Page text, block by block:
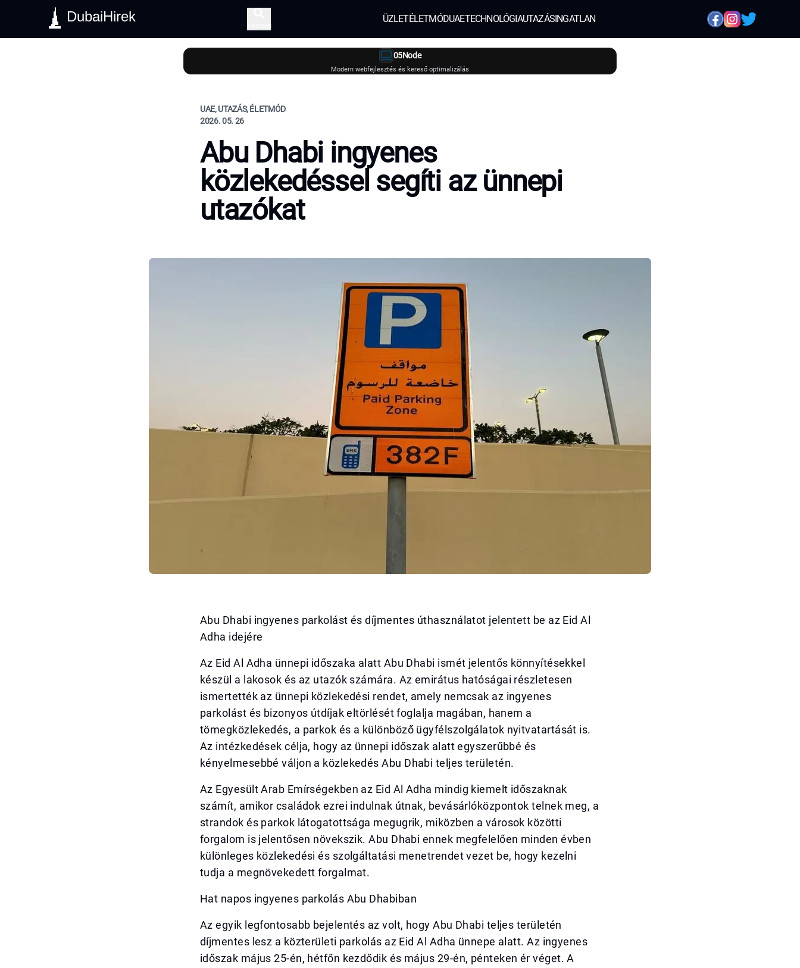
DubaiHirek
Keresés
ÜZLETÉLETMÓDUAETECHNOLÓGIAUTAZÁSINGATLAN
05Node
Modern webfejlesztés és kereső optimalizálás
UAE, UTAZÁS, ÉLETMÓD
2026. 05. 26
Abu Dhabi ingyenes
közlekedéssel segíti az ünnepi
utazókat
Abu Dhabi ingyenes parkolást és díjmentes úthasználatot jelentett be az Eid Al
Adha idejére
Az Eid Al Adha ünnepi időszaka alatt Abu Dhabi ismét jelentős könnyítésekkel
készül a lakosok és az utazók számára. Az emirátus hatóságai részletesen
ismertették az ünnepi közlekedési rendet, amely nemcsak az ingyenes
parkolást és bizonyos útdíjak eltörlését foglalja magában, hanem a
tömegközlekedés, a parkok és a különböző ügyfélszolgálatok nyitvatartását is.
Az intézkedések célja, hogy az ünnepi időszak alatt egyszerűbbé és
kényelmesebbé váljon a közlekedés Abu Dhabi teljes területén.
Az Egyesült Arab Emírségekben az Eid Al Adha mindig kiemelt időszaknak
számít, amikor családok ezrei indulnak útnak, bevásárlóközpontok telnek meg, a
strandok és parkok látogatottsága megugrik, miközben a városok közötti
forgalom is jelentősen növekszik. Abu Dhabi ennek megfelelően minden évben
különleges közlekedési és szolgáltatási menetrendet vezet be, hogy kezelni
tudja a megnövekedett forgalmat.
Hat napos ingyenes parkolás Abu Dhabiban
Az egyik legfontosabb bejelentés az volt, hogy Abu Dhabi teljes területén
díjmentes lesz a közterületi parkolás az Eid Al Adha ünnepe alatt. Az ingyenes
időszak május 25-én, hétfőn kezdődik és május 29-én, pénteken ér véget. A